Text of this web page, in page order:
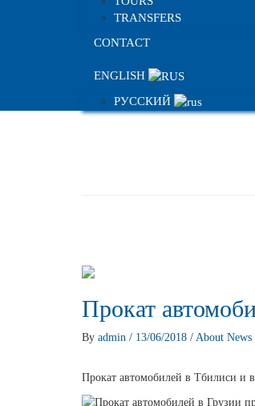
TRANSFERS
CONTACT
ENGLISH
РУССКИЙ
Прокат
By admin / 13/06/2018 / About News
Прокат автомобилей в Тбилиси и